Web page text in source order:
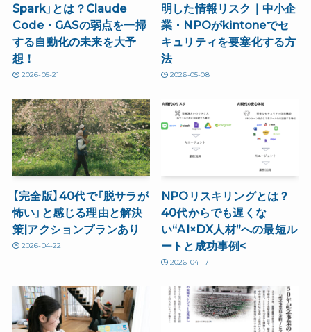
Spark」とは？Claude
Code・GASの弱点を一掃
する自動化の未来を大予
想！
2026-05-21
明した情報リスク｜中小企
業・NPOがkintoneでセ
キュリティを要塞化する方
法
2026-05-08
【完全版】40代で「脱サラが
怖い」と感じる理由と解決
策|アクションプランあり
2026-04-22
NPOリスキリングとは？
40代からでも遅くな
い“AI×DX人材”への最短ル
ートと成功事例<
2026-04-17